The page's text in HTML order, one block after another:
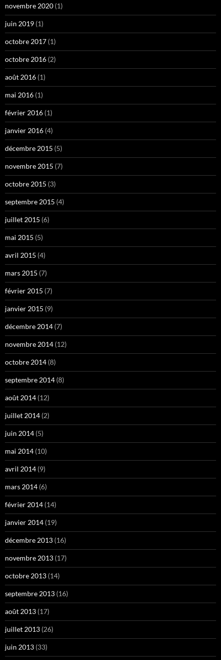
novembre 2020 (1)
juin 2019 (1)
octobre 2017 (1)
octobre 2016 (2)
août 2016 (1)
mai 2016 (1)
février 2016 (1)
janvier 2016 (4)
décembre 2015 (5)
novembre 2015 (7)
octobre 2015 (3)
septembre 2015 (4)
juillet 2015 (6)
mai 2015 (5)
avril 2015 (4)
mars 2015 (7)
février 2015 (7)
janvier 2015 (9)
décembre 2014 (7)
novembre 2014 (12)
octobre 2014 (8)
septembre 2014 (8)
août 2014 (12)
juillet 2014 (2)
juin 2014 (5)
mai 2014 (10)
avril 2014 (9)
mars 2014 (6)
février 2014 (14)
janvier 2014 (19)
décembre 2013 (16)
novembre 2013 (17)
octobre 2013 (14)
septembre 2013 (16)
août 2013 (17)
juillet 2013 (26)
juin 2013 (33)